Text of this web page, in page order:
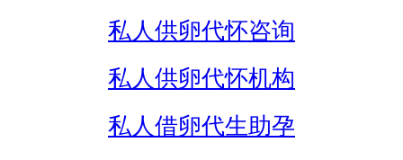
私人供卵代怀咨询
私人供卵代怀机构
私人借卵代生助孕